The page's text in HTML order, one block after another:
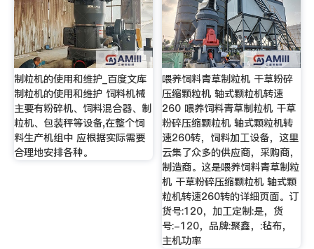
制粒机的使用和维护_百度文库
制粒机的使用和维护 饲料机械
主要有粉碎机、饲料混合器、制
粒机、包装秤等设备,在整个饲
料生产机组中 应根据实际需要
合理地安排各种。
喂养饲料青草制粒机 干草粉碎
压缩颗粒机 轴式颗粒机转速
260 喂养饲料青草制粒机 干草
粉碎压缩颗粒机 轴式颗粒机转
速260转，饲料加工设备，这里
云集了众多的供应商，采购商，
制造商。这是喂养饲料青草制粒
机 干草粉碎压缩颗粒机 轴式颗
粒机转速260转的详细页面。订
货号:120，加工定制:是，货
号:-120，品牌:聚鑫，:毡布，
主机功率